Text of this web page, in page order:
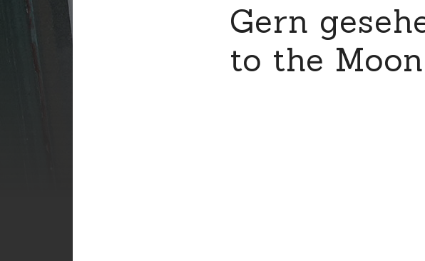
Gern
to the